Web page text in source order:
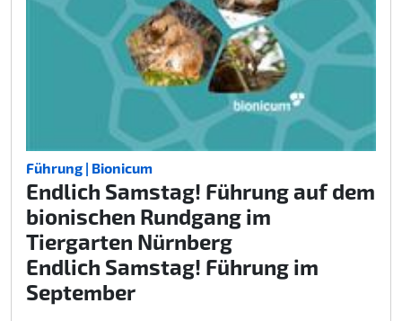
Führung | Bionicum
Endlich Samstag! Führung auf dem
bionischen Rundgang im
Tiergarten Nürnberg
Endlich Samstag! Führung im
September